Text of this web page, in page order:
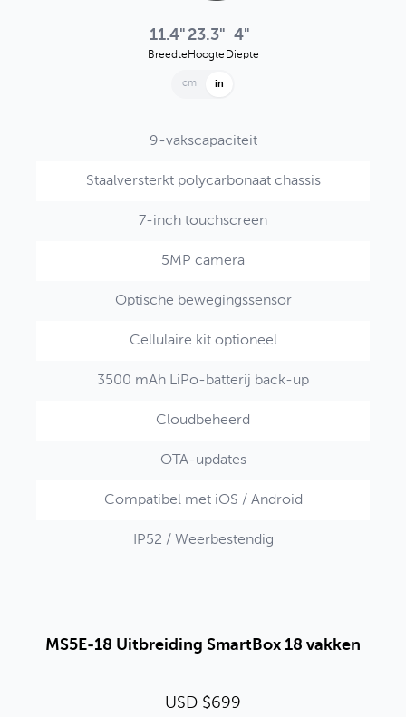
11.4"
Breedte
23.3"
Hoogte
4"
Diepte
cm in
9-vakscapaciteit
Staalversterkt polycarbonaat chassis
7-inch touchscreen
5MP camera
Optische bewegingssensor
Cellulaire kit optioneel
3500 mAh LiPo-batterij back-up
Cloudbeheerd
OTA-updates
Compatibel met iOS / Android
IP52 / Weerbestendig
MS5E-18 Uitbreiding SmartBox 18 vakken
USD $699